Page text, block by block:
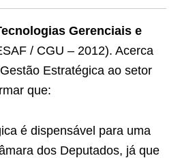
Gerenciais e
/ CGU – 2012). Acerca
Estratégica ao setor
que:
é dispensável para uma
dos Deputados, já que